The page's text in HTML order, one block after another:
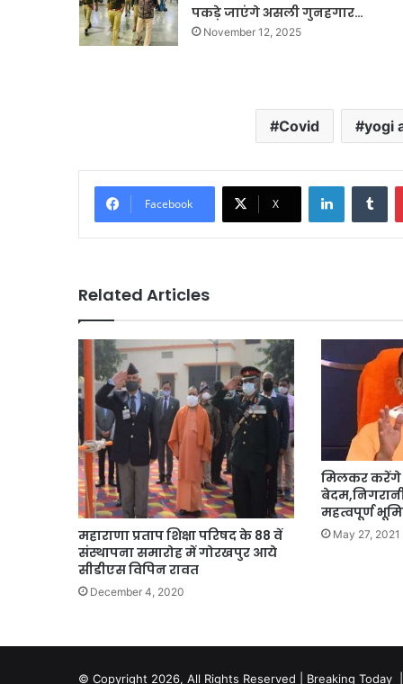
पकड़े जाएंगे असली गुनहगार…
November 12, 2025
Covid yogi
Facebook X
LinkedIn
Related Articles
महाराणा प्रताप शिक्षा परिषद के 88 वें
संस्थापना समारोह में गोरखपुर आये
सीडीएस विपिन रावत
December 4, 2020
मिलकर करेंगे
महत्वपूर्ण
May 27, 2021
© Copyright 2026, All Rights Reserved | Breaking Today |